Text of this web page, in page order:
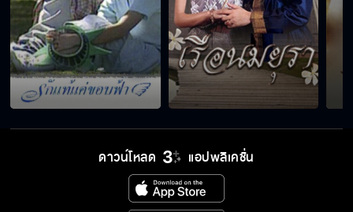
รักแท้แค่ขอบฟ้า EP.18
รักแท้แค่ขอบฟ้า EP.19
รักแท้แค่ขอบฟ้า EP.20
ดาวน์โหลด แอปพลิเคชั่น